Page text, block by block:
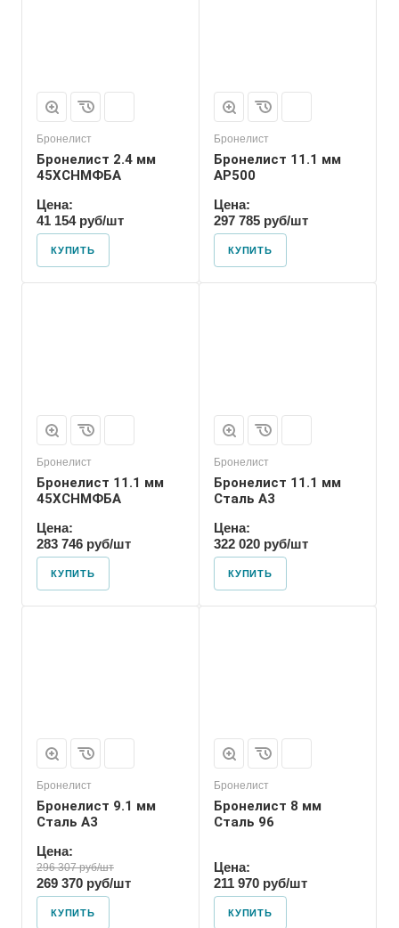
Бронелист
Бронелист 2.4 мм
45ХСНМФБА
Цена:
41 154 руб/шт
КУПИТЬ
Бронелист
Бронелист 11.1 мм
АР500
Цена:
297 785 руб/шт
КУПИТЬ
Бронелист
Бронелист 11.1 мм
45ХСНМФБА
Цена:
283 746 руб/шт
КУПИТЬ
Бронелист
Бронелист 11.1 мм
Сталь А3
Цена:
322 020 руб/шт
КУПИТЬ
Бронелист
Бронелист 9.1 мм
Сталь А3
Цена:
296 307 руб/шт
269 370 руб/шт
КУПИТЬ
Бронелист
Бронелист 8 мм
Сталь 96
Цена:
211 970 руб/шт
КУПИТЬ